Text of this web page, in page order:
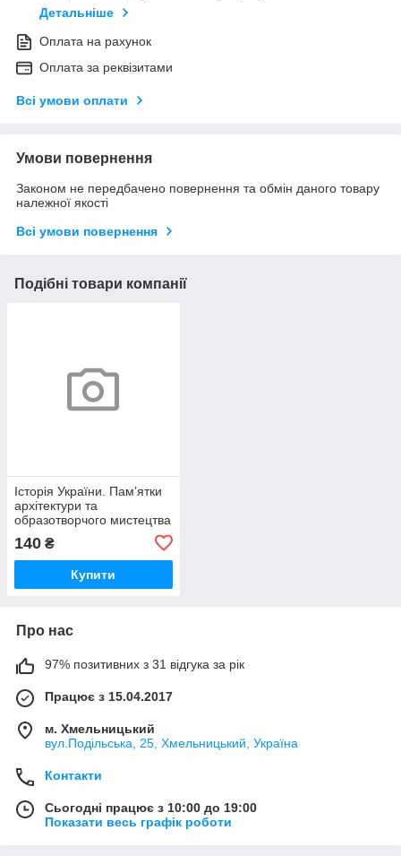
Детальніше
Оплата на рахунок
Оплата за реквізитами
Всі умови оплати
Умови повернення
Законом не передбачено повернення та обмін даного товару
належної якості
Всі умови повернення
Подібні товари компанії
Історія України. Пам’ятки
архітектури та
образотворчого мистецтва
140 ₴
Купити
Про нас
97% позитивних з 31 відгука за рік
Працює з 15.04.2017
м. Хмельницький
вул.Подільська, 25, Хмельницький, Україна
Контакти
Сьогодні працює з 10:00 до 19:00
Показати весь графік роботи